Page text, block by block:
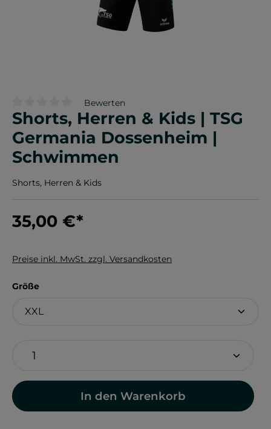
Durchschnittliche Bewertung von 0 von 5 Sternen
Bewerten
Shorts, Herren & Kids | TSG
Germania Dossenheim |
Schwimmen
Shorts, Herren & Kids
35,00 €*
Preise inkl. MwSt. zzgl. Versandkosten
Größeauswählen
In den Warenkorb